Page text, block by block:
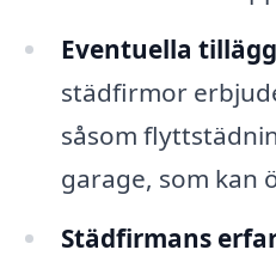
Eventuella
städfirmor
såsom
garage, som kan
Städfirmans